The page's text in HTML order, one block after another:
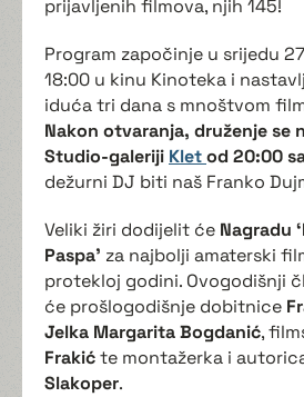
prijavljenih filmova, njih 145!
Program započinje u srijedu
18:00 u kinu Kinoteka i
iduća tri dana s mnoštvom
Nakon otvaranja, druženje se
Studio-galeriji Kletod 20:00
dežurni DJ biti naš Franko
Veliki žiri dodijelit će Nagradu
Paspa’ za najbolji amaterski
protekloj godini. Ovogodišnji
će prošlogodišnje dobitnice
Jelka Margarita Bogdanić,
Frakićte montažerka i
Slakoper.